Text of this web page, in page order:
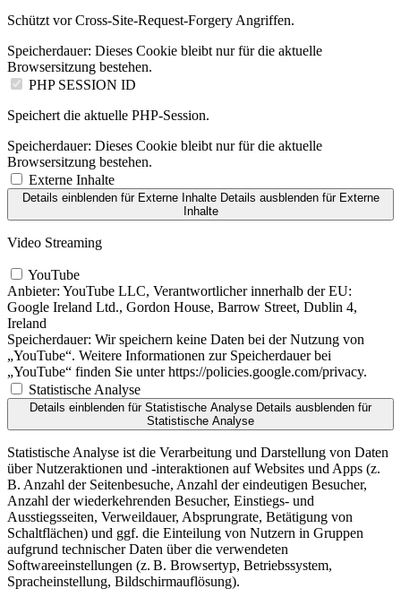
Schützt vor Cross-Site-Request-Forgery Angriffen.
Speicherdauer: Dieses Cookie bleibt nur für die aktuelle
Browsersitzung bestehen.
PHP SESSION ID
Speichert die aktuelle PHP-Session.
Speicherdauer: Dieses Cookie bleibt nur für die aktuelle
Browsersitzung bestehen.
Externe Inhalte
Details einblendenfür Externe Inhalte Details ausblendenfür Externe
Inhalte
Video Streaming
YouTube
Anbieter: YouTube LLC, Verantwortlicher innerhalb der EU:
Google Ireland Ltd., Gordon House, Barrow Street, Dublin 4,
Ireland
Speicherdauer: Wir speichern keine Daten bei der Nutzung von
„YouTube“. Weitere Informationen zur Speicherdauer bei
„YouTube“ finden Sie unter https://policies.google.com/privacy.
Statistische Analyse
Details einblenden für Statistische Analyse Details ausblenden für
Statistische Analyse
Statistische Analyse ist die Verarbeitung und Darstellung von Daten
über Nutzeraktionen und -interaktionen auf Websites und Apps (z.
B. Anzahl der Seitenbesuche, Anzahl der eindeutigen Besucher,
Anzahl der wiederkehrenden Besucher, Einstiegs- und
Ausstiegsseiten, Verweildauer, Absprungrate, Betätigung von
Schaltflächen) und ggf. die Einteilung von Nutzern in Gruppen
aufgrund technischer Daten über die verwendeten
Softwareeinstellungen (z. B. Browsertyp, Betriebssystem,
Spracheinstellung, Bildschirmauflösung).